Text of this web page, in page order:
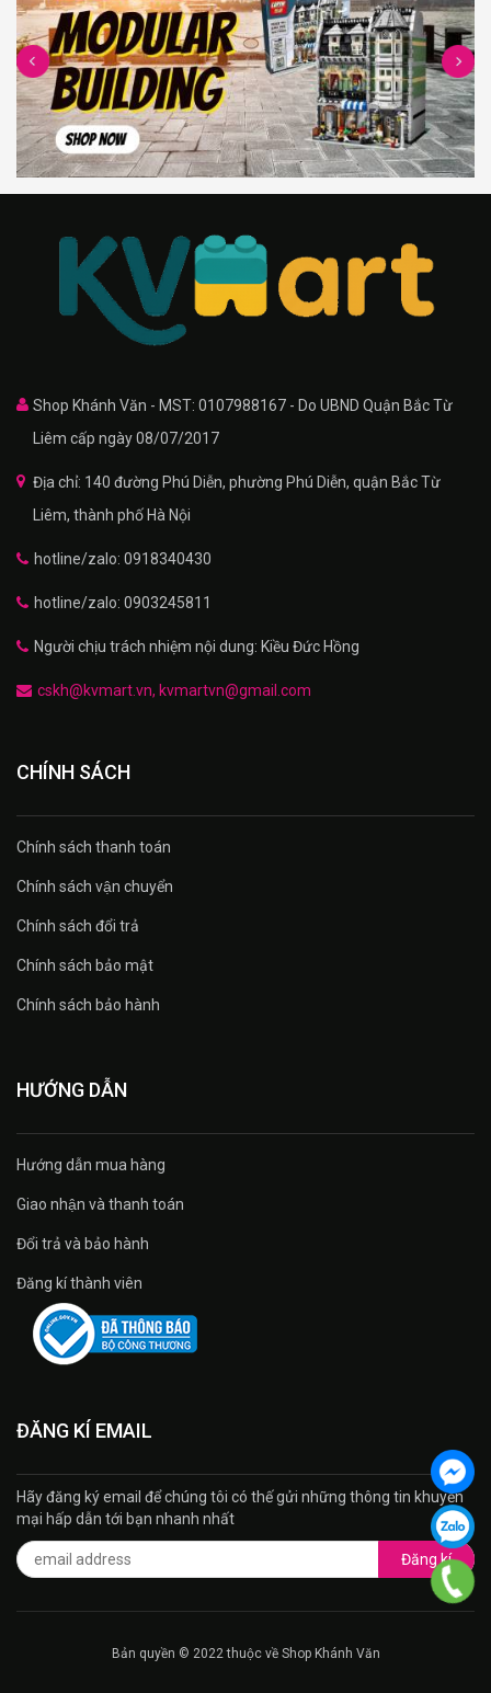
Shop Khánh Văn - MST: 0107988167 - Do UBND Quận Bắc Từ
Liêm cấp ngày 08/07/2017
Địa chỉ: 140 đường Phú Diễn, phường Phú Diễn, quận Bắc Từ
Liêm, thành phố Hà Nội
hotline/zalo: 0918340430
hotline/zalo: 0903245811
Người chịu trách nhiệm nội dung: Kiều Đức Hồng
cskh@kvmart.vn, kvmartvn@gmail.com
CHÍNH SÁCH
Chính sách thanh toán
Chính sách vận chuyển
Chính sách đổi trả
Chính sách bảo mật
Chính sách bảo hành
HƯỚNG DẪN
Hướng dẫn mua hàng
Giao nhận và thanh toán
Đổi trả và bảo hành
Đăng kí thành viên
ĐĂNG KÍ EMAIL
Hãy đăng ký email để chúng tôi có thế gửi những thông tin khuyến
mại hấp dẫn tới bạn nhanh nhất
Đăng kí
Bản quyền © 2022 thuộc về Shop Khánh Văn